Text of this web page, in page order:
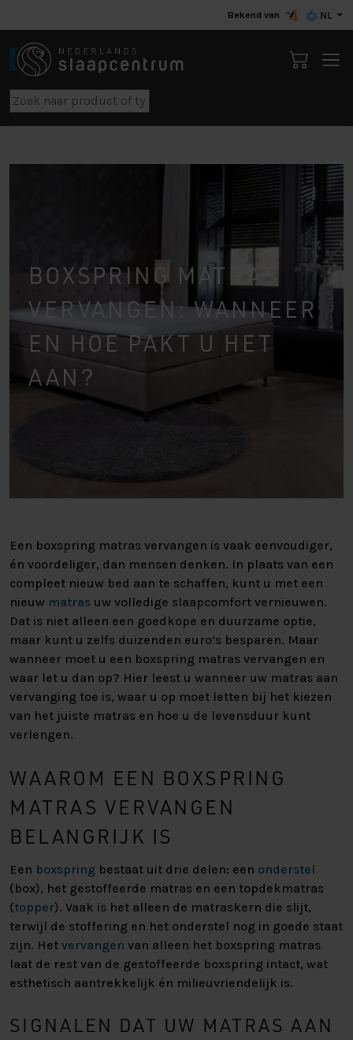
Bekend van NL
BOXSPRING MATRAS
VERVANGEN: WANNEER
EN HOE PAKT U HET
AAN?
Een boxspring matras vervangen is vaak eenvoudiger,
én voordeliger, dan mensen denken. In plaats van een
compleet nieuw bed aan te schaffen, kunt u met een
nieuw matras uw volledige slaapcomfort vernieuwen.
Dat is niet alleen een goedkope en duurzame optie,
maar kunt u zelfs duizenden euro’s besparen. Maar
wanneer moet u een boxspring matras vervangen en
waar let u dan op? Hier leest u wanneer uw matras aan
vervanging toe is, waar u op moet letten bij het kiezen
van het juiste matras en hoe u de levensduur kunt
verlengen.
WAAROM EEN BOXSPRING
MATRAS VERVANGEN
BELANGRIJK IS
Een boxspring bestaat uit drie delen: een onderstel
(box), het gestoffeerde matras en een topdekmatras
(topper). Vaak is het alleen de matraskern die slijt,
terwijl de stoffering en het onderstel nog in goede staat
zijn. Het vervangen van alleen het boxspring matras
laat de rest van de gestoffeerde boxspring intact, wat
esthetisch aantrekkelijk én milieuvriendelijk is.
SIGNALEN DAT UW MATRAS AAN